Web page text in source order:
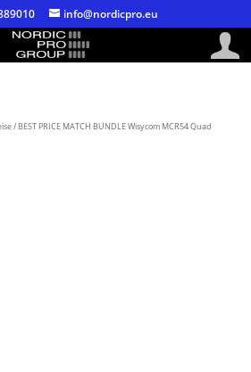
info@nordicpro.eu
/ BEST PRICE MATCH BUNDLE Wisycom MCR54 Quad